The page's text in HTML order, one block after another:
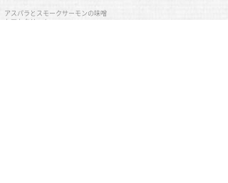
アスパラとスモークサーモンの味噌
トマトクリーム